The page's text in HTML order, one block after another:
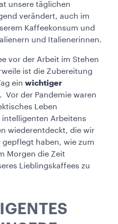
unsere täglichen
verändert, auch im
Kaffeekonsum und
und Italienerinnen.
vor der Arbeit im Stehen
ist die Zubereitung
ein wichtiger
. Vor der Pandemie waren
Leben
Arbeitens
wiederentdeckt, die wir
haben, wie zum
Morgen die Zeit
Lieblingskaffees zu